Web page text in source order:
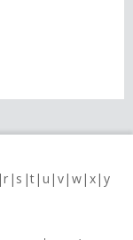
r s t u v w x y